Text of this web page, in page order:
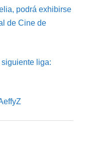
podrá exhibirse
de Cine de
liga: